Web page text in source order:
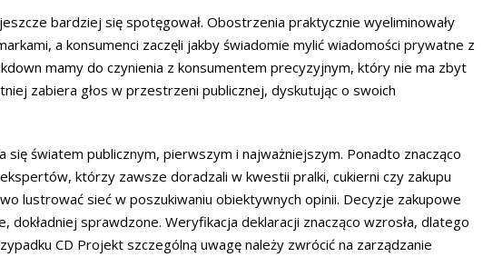
bardziej się spotęgował. Obostrzenia praktycznie wyeliminowały
a konsumenci zaczęli jakby świadomie mylić wiadomości prywatne z
mamy do czynienia z konsumentem precyzyjnym, który nie ma zbyt
zabiera głos w przestrzeni publicznej, dyskutując o swoich
się światem publicznym, pierwszym i najważniejszym. Ponadto znacząco
ekspertów, którzy zawsze doradzali w kwestii pralki, cukierni czy zakupu
lustrować sieć w poszukiwaniu obiektywnych opinii. Decyzje zakupowe
dokładniej sprawdzone. Weryfikacja deklaracji znacząco wzrosła, dlatego
CD Projekt szczególną uwagę należy zwrócić na zarządzanie